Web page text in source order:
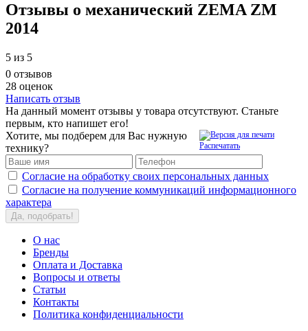
Отзывы о механический ZEMA ZM
2014
5 из 5
0 отзывов
28 оценок
Написать отзыв
На данный момент отзывы у товара отсутствуют. Станьте
первым, кто напишет его!
Распечатать
Хотите, мы подберем для Вас нужную
технику?
Согласие на обработку своих персональных данных
Согласие на получение коммуникаций информационного
характера
Да, подобрать!
О нас
Бренды
Оплата и Доставка
Вопросы и ответы
Статьи
Контакты
Политика конфиденциальности